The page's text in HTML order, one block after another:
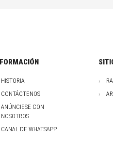
HISTORIA
CONTÁCTENOS
ANÚNCIESE CON
NOSOTROS
CANAL DE WHATSAPP